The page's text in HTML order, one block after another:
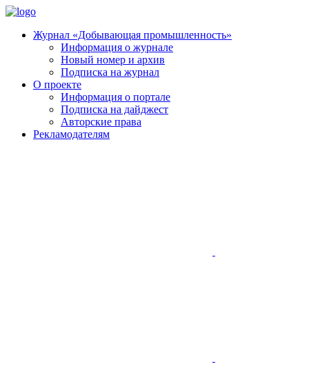
Журнал «Добывающая промышленность»
Информация о журнале
Новый номер и архив
Подписка на журнал
О проекте
Информация о портале
Подписка на дайджест
Авторские права
Рекламодателям